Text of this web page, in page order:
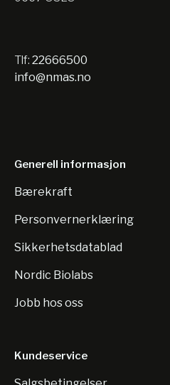
Tlf: 22666500
info@nmas.no
Generell informasjon
Bærekraft
Personvernerklæring
Sikkerhetsdatablad
Nordic Biolabs
Jobb hos oss
Kundeservice